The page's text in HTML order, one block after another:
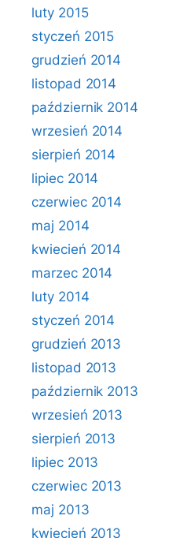
luty 2015
styczeń 2015
grudzień 2014
listopad 2014
październik 2014
wrzesień 2014
sierpień 2014
lipiec 2014
czerwiec 2014
maj 2014
kwiecień 2014
marzec 2014
luty 2014
styczeń 2014
grudzień 2013
listopad 2013
październik 2013
wrzesień 2013
sierpień 2013
lipiec 2013
czerwiec 2013
maj 2013
kwiecień 2013